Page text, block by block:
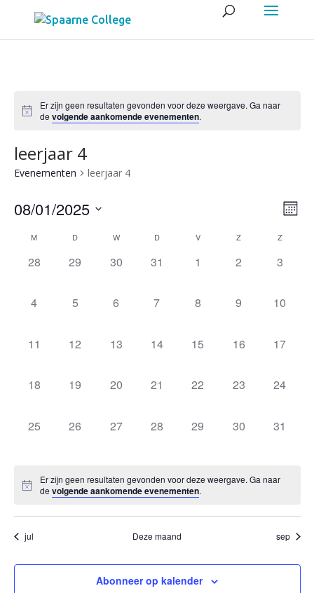
Er zijn geen resultaten gevonden voor deze weergave. Ga naar
devolgende aankomende evenementen.
leerjaar 4
Evenementen leerjaar 4
08/01/2025
datum.
Kalender
Evenementen
M D W D V Z Z
0
28
0
29
0
30
0
31
0
1
0
2
0
3
0
4
0
5
0
6
0
7
0
8
0
9
0
10
0
11
0
12
0
13
0
14
0
15
0
16
0
17
0
18
0
19
0
20
0
21
0
22
0
23
0
24
0
25
0
26
0
27
0
28
0
29
0
30
0
31
Er zijn geen resultaten gevonden voor deze weergave. Ga naar
devolgende aankomende evenementen.
jul Deze maand sep
Abonneer op kalender